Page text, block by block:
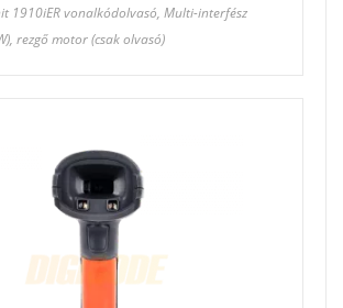
1910iER vonalkódolvasó, Multi-interfész
rezgő motor (csak olvasó)